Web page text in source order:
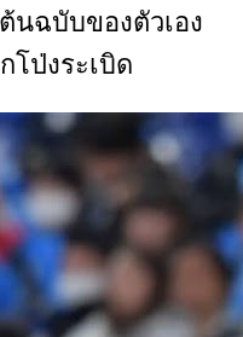
นฉบับของตัวเอง
ป่งระเบิด